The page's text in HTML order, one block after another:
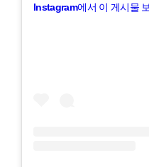
Instagram에서 이 게시물